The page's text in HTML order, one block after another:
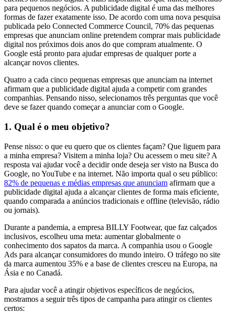
para pequenos negócios. A publicidade digital é uma das melhores
formas de fazer exatamente isso. De acordo com uma nova pesquisa
publicada pelo Connected Commerce Council, 70% das pequenas
empresas que anunciam online pretendem comprar mais publicidade
digital nos próximos dois anos do que compram atualmente. O
Google está pronto para ajudar empresas de qualquer porte a
alcançar novos clientes.
Quatro a cada cinco pequenas empresas que anunciam na internet
afirmam que a publicidade digital ajuda a competir com grandes
companhias. Pensando nisso, selecionamos três perguntas que você
deve se fazer quando começar a anunciar com o Google.
1. Qual é o meu objetivo?
Pense nisso: o que eu quero que os clientes façam? Que liguem para
a minha empresa? Visitem a minha loja? Ou acessem o meu site? A
resposta vai ajudar você a decidir onde deseja ser visto na Busca do
Google, no YouTube e na internet. Não importa qual o seu público:
82% de pequenas e médias empresas que anunciam afirmam que a
publicidade digital ajuda a alcançar clientes de forma mais eficiente,
quando comparada a anúncios tradicionais e offline (televisão, rádio
ou jornais).
Durante a pandemia, a empresa BILLY Footwear, que faz calçados
inclusivos, escolheu uma meta: aumentar globalmente o
conhecimento dos sapatos da marca. A companhia usou o Google
Ads para alcançar consumidores do mundo inteiro. O tráfego no site
da marca aumentou 35% e a base de clientes cresceu na Europa, na
Ásia e no Canadá.
Para ajudar você a atingir objetivos específicos de negócios,
mostramos a seguir três tipos de campanha para atingir os clientes
certos: